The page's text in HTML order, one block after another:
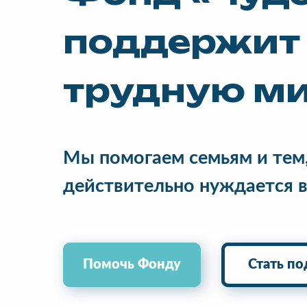
Мы помогаем семьям и
действительно нуждается
Стать
Стать
Помочь Фонду
Помочь Фонду
поддержит
трудную